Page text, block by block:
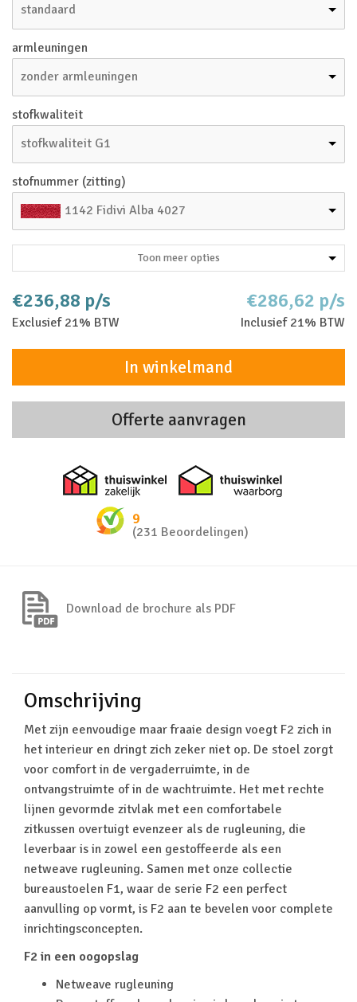
standaard
armleuningen
zonder armleuningen
stofkwaliteit
stofkwaliteit G1
stofnummer (zitting)
1142 Fidivi Alba 4027
Toon meer opties
€236,88 p/s
Exclusief 21% BTW
€286,62 p/s
Inclusief 21% BTW
In winkelmand
Offerte aanvragen
Thuiswinkel zakelijk
9
(231 Beoordelingen)
Download de brochure als PDF
Omschrijving
Met zijn eenvoudige maar fraaie design voegt F2 zich in
het interieur en dringt zich zeker niet op. De stoel zorgt
voor comfort in de vergaderruimte, in de
ontvangstruimte of in de wachtruimte. Het met rechte
lijnen gevormde zitvlak met een comfortabele
zitkussen overtuigt evenzeer als de rugleuning, die
leverbaar is in zowel een gestoffeerde als een
netweave rugleuning. Samen met onze collectie
bureaustoelen F1, waar de serie F2 een perfect
aanvulling op vormt, is F2 aan te bevelen voor complete
inrichtingsconcepten.
F2 in een oogopslag
Netweave rugleuning